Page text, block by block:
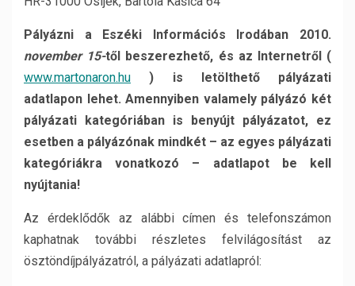
Pályázni a Eszéki Információs Irodában 2010.
november 15-től beszerezhető, és az Internetről (
www.martonaron.hu
) is letölthető pályázati
adatlapon lehet. Amennyiben valamely pályázó két
pályázati kategóriában is benyújt pályázatot, ez
esetben a pályázónak mindkét – az egyes pályázati
kategóriákra vonatkozó – adatlapot be kell
nyújtania!
Az érdeklődők az alábbi címen és telefonszámon
kaphatnak további részletes felvilágosítást az
ösztöndíjpályázatról, a pályázati adatlapról: